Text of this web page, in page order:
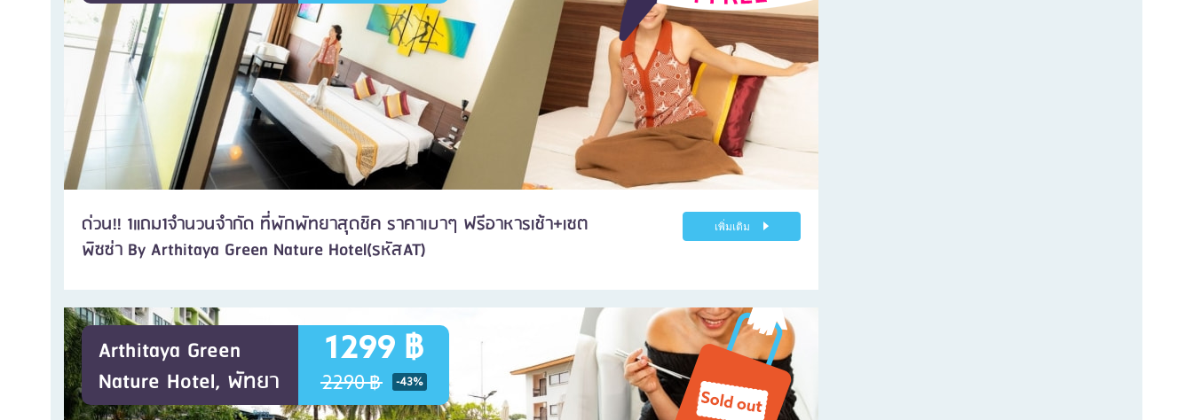
ด่วน!! 1แถม1จำนวนจำกัด ที่พักพัทยาสุดชิค ราคาเบาๆ ฟรีอาหารเช้า+เซต
พิซซ่า By Arthitaya Green Nature Hotel(รหัสAT)
เพิ่มเติม
Arthitaya Green
Nature Hotel, พัทยา
1299 ฿
2290 ฿ -43%